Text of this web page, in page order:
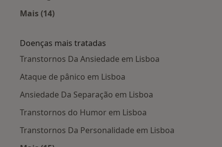
Mais (14)
Doenças mais tratadas
Transtornos Da Ansiedade em Lisboa
Ataque de pânico em Lisboa
Ansiedade Da Separação em Lisboa
Transtornos do Humor em Lisboa
Transtornos Da Personalidade em Lisboa